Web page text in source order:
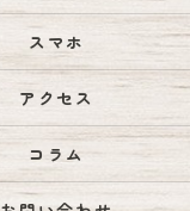
スマホ
アクセス
コラム